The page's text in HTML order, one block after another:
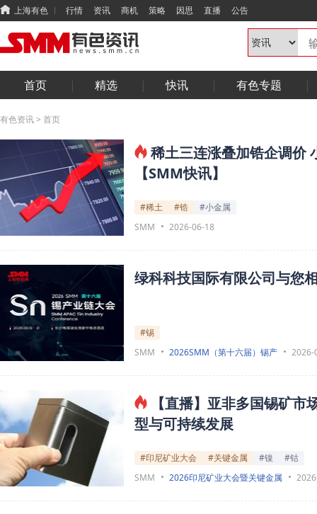
上海有色 行情 资讯 商机 策略 因思 直播 公告
首页 精选 快讯 有色专题
有色资讯> 首页
稀土三连涨叠加锆企调价
【SMM快讯】
#稀土 #锆
#小金属
SMM
2026-06-18
绿科科技国际有限公司与您
#锡
SMM
2026SMM（第十六届）锡产 2026-
【直播】亚非多国锡矿
型与可持续发展
#印尼矿业大会 #关键金属 #镍
#钴
SMM
2026印尼矿业大会暨关键金属